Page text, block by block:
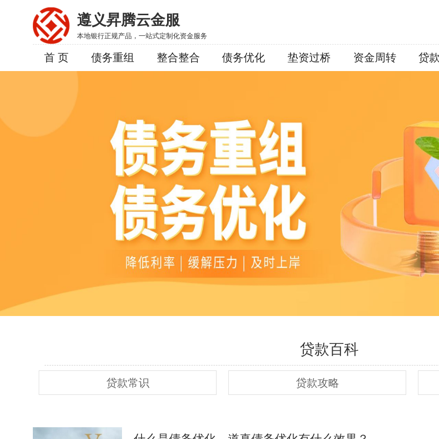
遵义昇腾云金服
本地银行正规产品，一站式定制化资金服务
首 页 债务重组 整合整合 债务优化 垫资过桥 资金周转 贷
贷款百科
贷款常识 贷款攻略